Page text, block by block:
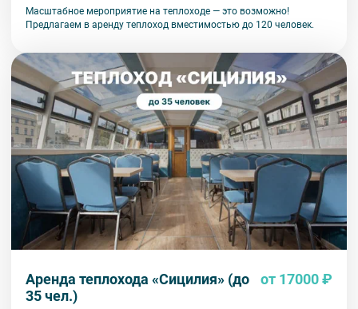
Масштабное мероприятие на теплоходе — это возможно!
Предлагаем в аренду теплоход вместимостью до 120 человек.
Аренда теплохода «Сицилия» (до
35 чел.)
от 17000 ₽